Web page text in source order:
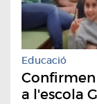
Educació
Confirmen
a l'escola